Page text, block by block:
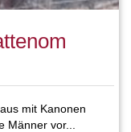
mit Kanonen
Männer vor...